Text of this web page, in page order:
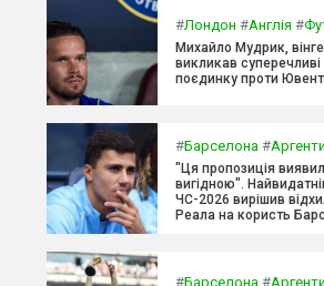
#Лондон #Англія #
Михайло Мудрик,
викликав суперечливі
поєдинку проти
#Барселона #
"Ця пропозиція
вигідною".
ЧС-2026 вирішив
Реала на користь
#Барселона #